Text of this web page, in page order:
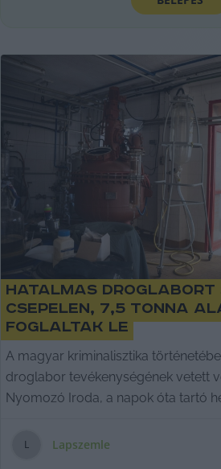
Hatalmas droglabort
Csepelen, 7,5 tonna
foglaltak le
A magyar kriminalisztika
droglabor tevékenységének vetett
Nyomozó Iroda, a napok óta tartó
L Lapszemle